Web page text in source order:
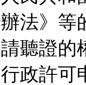
法》等
聽證
政許可